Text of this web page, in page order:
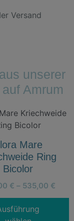
Versand
unserer
Amrum
Mare
Ring
Bicolor
€ – 535,00 €